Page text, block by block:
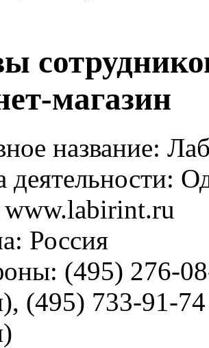
магазин
название:
деятельности:
www.labirint.ru
Россия
(495) 276-
(495) 733-91-74